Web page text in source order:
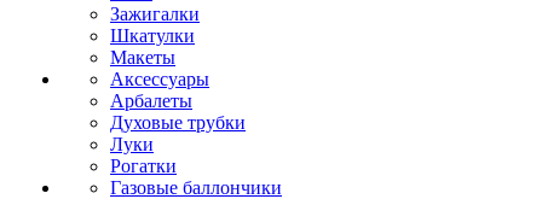
Зажигалки
Шкатулки
Макеты
Аксессуары
Арбалеты
Духовые трубки
Луки
Рогатки
Газовые баллончики